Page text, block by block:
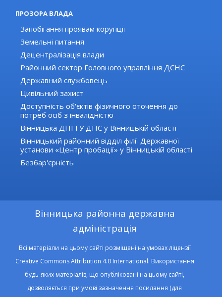
ПРОЗОРА ВЛАДА
Запобігання проявам корупції
Земельні питання
Децентралізація влади
Районний сектор Головного управління ДСНС
Державний службовець
Цивільний захист
Доступність об'єктів фізичного оточення до
потреб осіб з інвалідністю
Вінницька ДПІ ГУ ДПС у Вінницькій області
Вінницький районний відділ філії Державної
установи «Центр пробації» у Вінницькій області
Безбар'єрність
Вінницька районна державна
адміністрація
Всі матеріали на цьому сайті розміщені на умовах ліцензії
Creative Commons Attribution 4.0 International. Використання
будь-яких матеріалів, що опубліковані на цьому сайті,
дозволяється при умові зазначення посилання (для